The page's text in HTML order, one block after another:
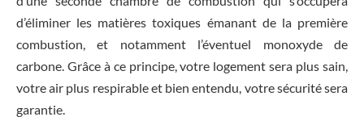
d’éliminer les matières toxiques émanant de la première
combustion, et notamment l’éventuel monoxyde de
carbone. Grâce à ce principe, votre logement sera plus sain,
votre air plus respirable et bien entendu, votre sécurité sera
garantie.